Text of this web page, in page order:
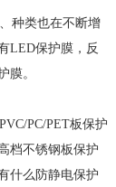
种类也在不断增
LED保护膜，反
膜。
PC/PET板保护
档不锈钢板保护
什么防静电保护